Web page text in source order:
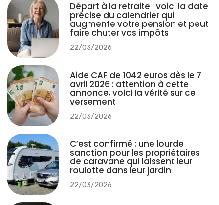
Départ à la retraite : voici la date
précise du calendrier qui
augmente votre pension et peut
faire chuter vos impôts
22/03/2026
Aide CAF de 1042 euros dès le 7
avril 2026 : attention à cette
annonce, voici la vérité sur ce
versement
22/03/2026
C’est confirmé : une lourde
sanction pour les propriétaires
de caravane qui laissent leur
roulotte dans leur jardin
22/03/2026